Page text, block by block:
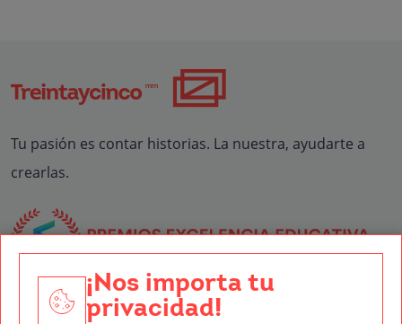
Tu pasión es contar historias. La nuestra, ayudarte a
crearlas.
¡Nos importa tu
privacidad!